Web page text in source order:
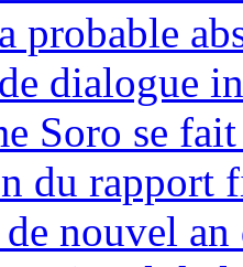
probable
dialogue
Soro se
du rapport
de nouvel